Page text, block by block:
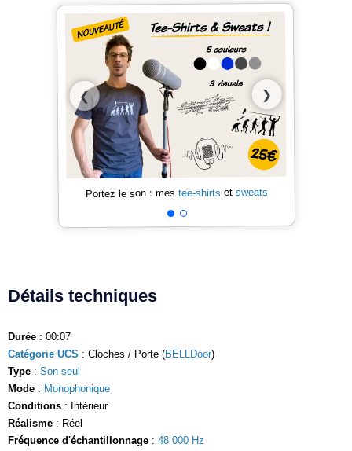
❮ ❯
Portez le son : mes tee-shirts et sweats
Détails techniques
Durée : 00:07
Catégorie UCS : Cloches / Porte (BELLDoor)
Type : Son seul
Mode : Monophonique
Conditions : Intérieur
Réalisme : Réel
Fréquence d'échantillonnage : 48 000 Hz